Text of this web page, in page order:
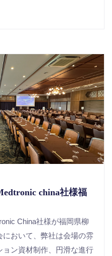
china社様福
China社様が福岡県柳
おいて、弊社は会場の雰
ン資材制作、円滑な進行